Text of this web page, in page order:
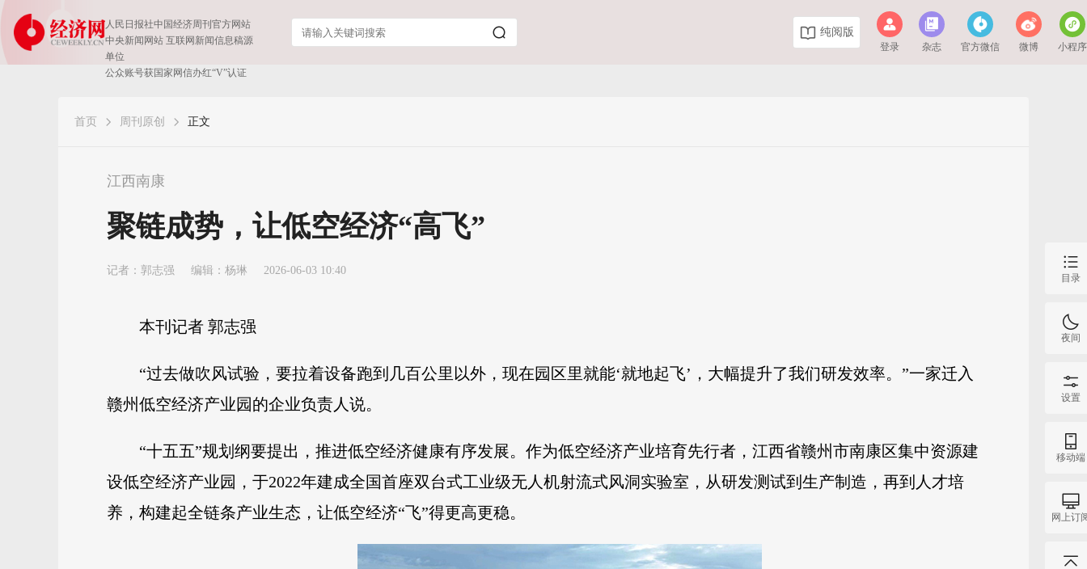
人民日报社中国经济周刊官方网站
中央新闻网站 互联网新闻信息稿源
单位
公众账号获国家网信办红“V”认证
纯阅版
登录 杂志 官方微信 微博 小程序
首页 周刊原创 正文
江西南康
聚链成势，让低空经济“高飞”
记者： 郭志强 编辑：杨琳 2026-06-03 10:40
本刊记者 郭志强
“过去做吹风试验，要拉着设备跑到几百公里以外，现在园区里就能‘就地起飞’，大幅提升了我们研发效率。”一家迁入
赣州低空经济产业园的企业负责人说。
“十五五”规划纲要提出，推进低空经济健康有序发展。作为低空经济产业培育先行者，江西省赣州市南康区集中资源建
设低空经济产业园，于2022年建成全国首座双台式工业级无人机射流式风洞实验室，从研发测试到生产制造，再到人才培
养，构建起全链条产业生态，让低空经济“飞”得更高更稳。
目录
夜间
设置
移动端
网上订